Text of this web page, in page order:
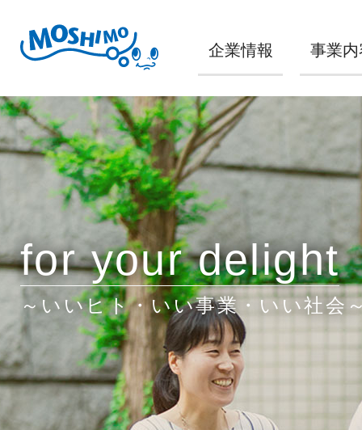
企業情報 事業内
for your delight
～いいヒト・いい事業・いい社会